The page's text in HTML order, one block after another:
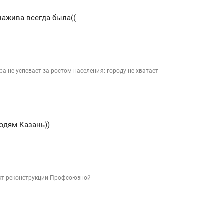
всегда была((
не успевает за ростом населения: городу не хватает
Казань))
реконструкции Профсоюзной
«Фороса»:
невроз» –
не считает
Рекомендуем